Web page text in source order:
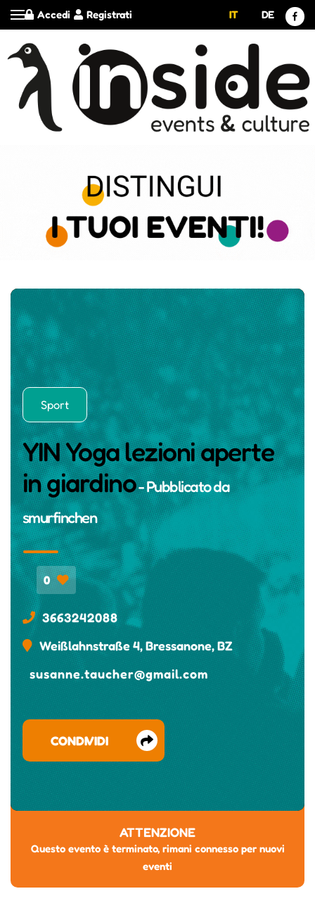
Registrati
Accedi IT DE
Sport
YIN Yoga lezioni aperte
in giardino- Pubblicato da
smurfinchen
0
3663242088
Weißlahnstraße 4, Bressanone, BZ
susanne.taucher@gmail.com
CONDIVIDI
ATTENZIONE
Questo evento è terminato, rimani connesso per nuovi
eventi